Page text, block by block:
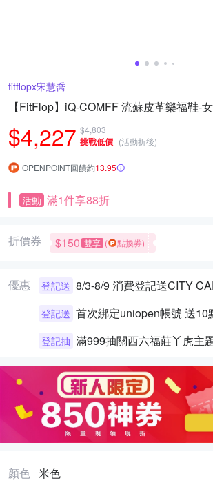
fitflopx宋慧喬
【FitFlop】iQ-COMFF 流蘇皮革樂福鞋-
$4,227 $4,803
挑戰低價 (活動折後)
OPENPOINT回饋約13.95
活動 滿1件享88折
折價券 $150 雙享 ( 點換券)
優惠 登記送
登記送
登記抽 滿999抽關西六福莊丫虎主
顏色 米色